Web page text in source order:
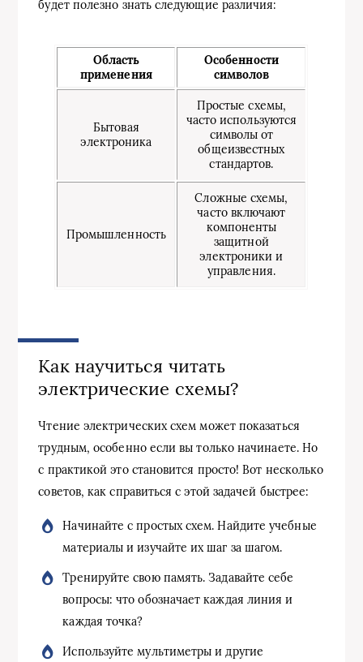
будет полезно знать следующие различия:
Область
применения
Особенности
символов
Бытовая
электроника
Простые схемы,
часто используются
символы от
общеизвестных
стандартов.
Промышленность
Сложные схемы,
часто включают
компоненты
защитной
электроники и
управления.
Как научиться читать
электрические схемы?
Чтение электрических схем может показаться
трудным, особенно если вы только начинаете. Но
с практикой это становится просто! Вот несколько
советов, как справиться с этой задачей быстрее:
Начинайте с простых схем. Найдите учебные
материалы и изучайте их шаг за шагом.
Тренируйте свою память. Задавайте себе
вопросы: что обозначает каждая линия и
каждая точка?
Используйте мультиметры и другие